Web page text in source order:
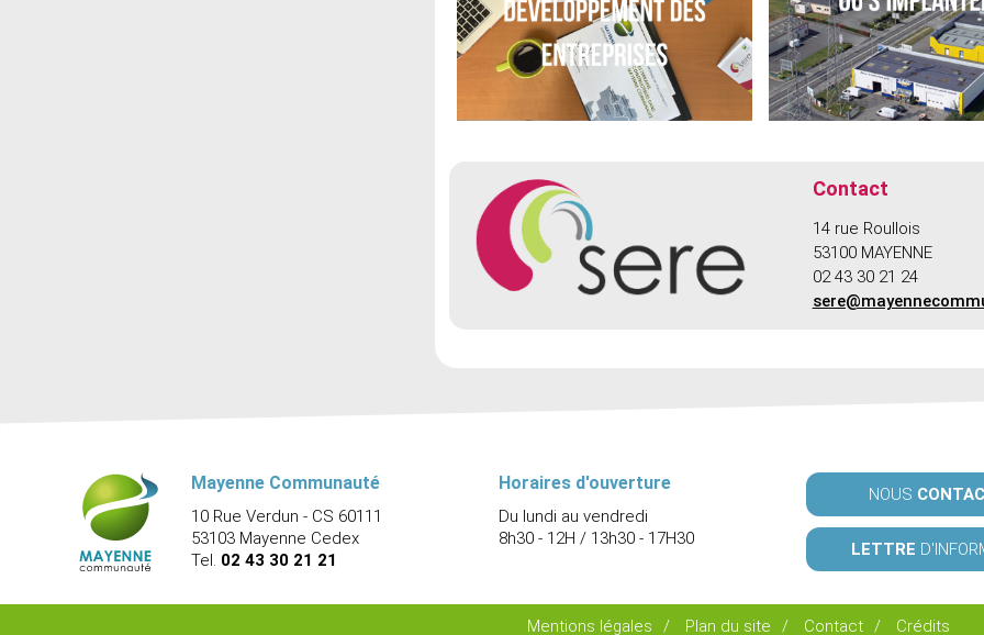
Contact
14 rue Roullois
53100 MAYENNE
02 43 30 21 24
Mayenne Communauté
10 Rue Verdun - CS 60111
53103 Mayenne Cedex
Tel. 02 43 30 21 21
Horaires d'ouverture
Du lundi au vendredi
8h30 - 12H / 13h30 - 17H30
NOUS
LETTRE
Mentions légales / Plan du site / Contact / Crédits